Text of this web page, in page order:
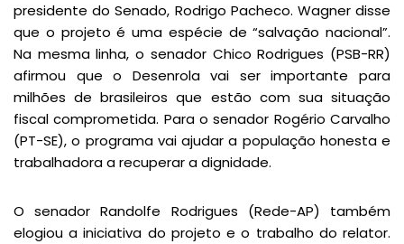
presidente do Senado, Rodrigo Pacheco. Wagner disse
que o projeto é uma espécie de “salvação nacional”.
Na mesma linha, o senador Chico Rodrigues (PSB-RR)
afirmou que o Desenrola vai ser importante para
milhões de brasileiros que estão com sua situação
fiscal comprometida. Para o senador Rogério Carvalho
(PT-SE), o programa vai ajudar a população honesta e
trabalhadora a recuperar a dignidade.
O senador Randolfe Rodrigues (Rede-AP) também
elogiou a iniciativa do projeto e o trabalho do relator.